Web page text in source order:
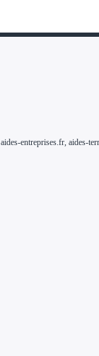
entreprises.fr, aides-